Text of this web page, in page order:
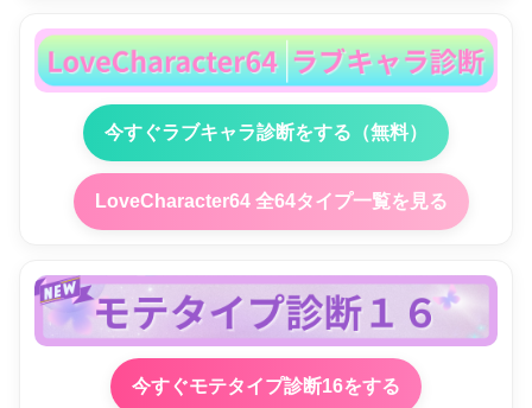
今すぐラブキャラ診断をする（無料）
LoveCharacter64 全64タイプ一覧を見る
今すぐモテタイプ診断16をする